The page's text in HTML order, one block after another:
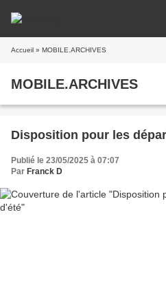
Accueil » MOBILE.ARCHIVES
MOBILE.ARCHIVES
Disposition pour les
Publié le 23/05/2025 à 07:07
Par Franck D